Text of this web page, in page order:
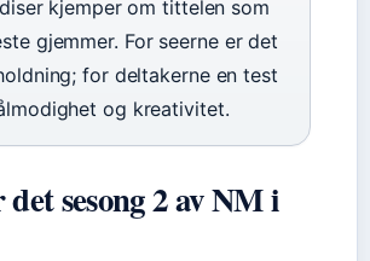
kjemper om tittelen som
gjemmer. For seerne er det
for deltakerne en test
og kreativitet.
sesong 2 av NM i